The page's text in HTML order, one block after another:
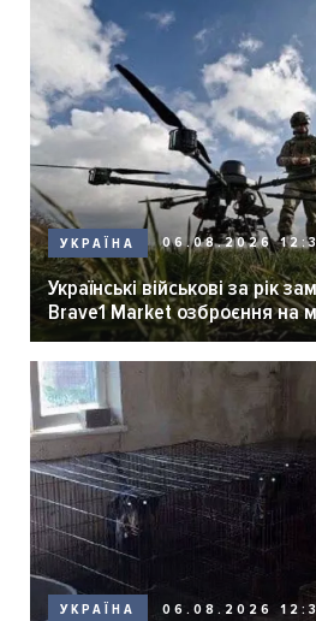
УКРАЇНА 06.08.2026
Українські військові за рік
Brave1 Market озброєння на
УКРАЇНА 06.08.2026